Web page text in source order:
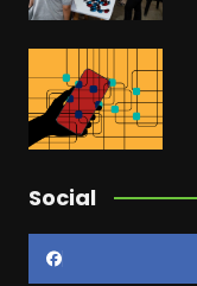
Social